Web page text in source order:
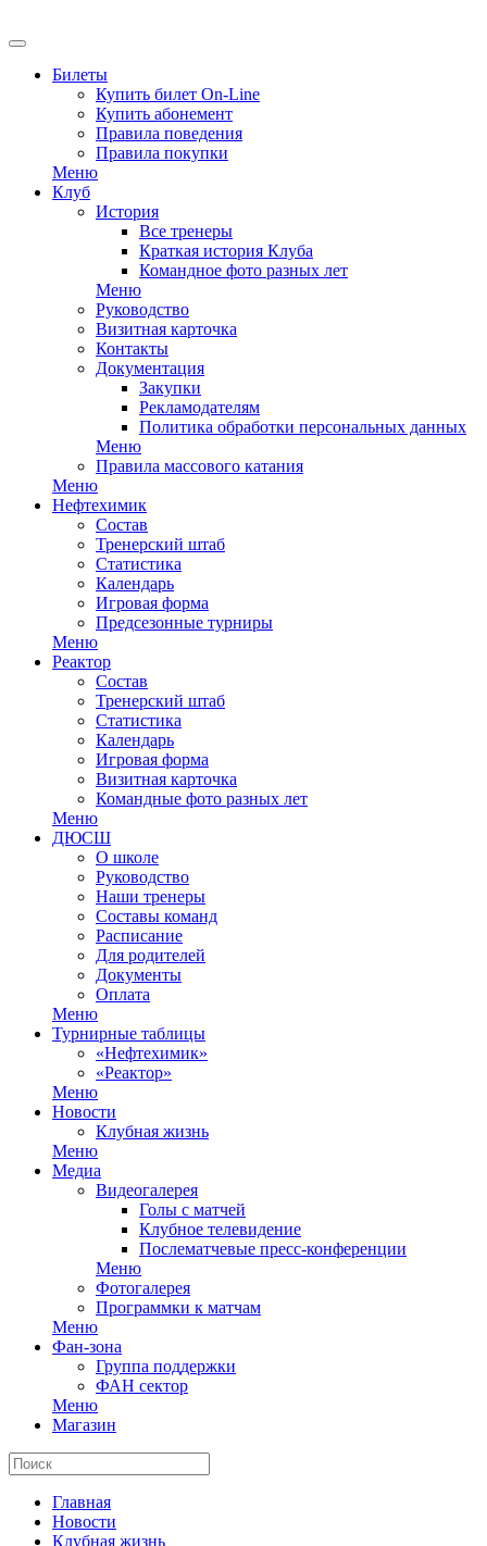
Билеты
Купить билет On-Line
Купить абонемент
Правила поведения
Правила покупки
Меню
Клуб
История
Все тренеры
Краткая история Клуба
Командное фото разных лет
Меню
Руководство
Визитная карточка
Контакты
Документация
Закупки
Рекламодателям
Политика обработки персональных данных
Меню
Правила массового катания
Меню
Нефтехимик
Состав
Тренерский штаб
Статистика
Календарь
Игровая форма
Предсезонные турниры
Меню
Реактор
Состав
Тренерский штаб
Статистика
Календарь
Игровая форма
Визитная карточка
Командные фото разных лет
Меню
ДЮСШ
О школе
Руководство
Наши тренеры
Составы команд
Расписание
Для родителей
Документы
Оплата
Меню
Турнирные таблицы
«Нефтехимик»
«Реактор»
Меню
Новости
Клубная жизнь
Меню
Медиа
Видеогалерея
Голы с матчей
Клубное телевидение
Послематчевые пресс-конференции
Меню
Фотогалерея
Программки к матчам
Меню
Фан-зона
Группа поддержки
ФАН сектор
Меню
Магазин
Главная
Новости
Клубная жизнь